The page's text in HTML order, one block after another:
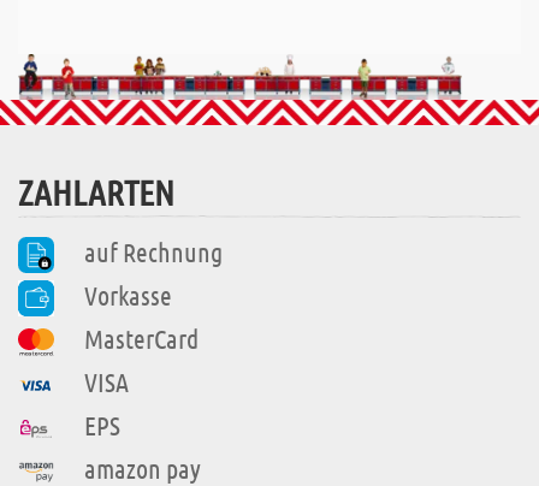
ZAHLARTEN
auf Rechnung
Vorkasse
MasterCard
VISA
EPS
amazon pay